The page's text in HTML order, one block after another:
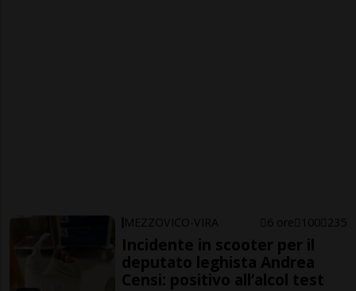
MEZZOVICO-VIRA 6 ore 100 235
Incidente in scooter per il
deputato leghista Andrea
Censi: positivo all’alcol test